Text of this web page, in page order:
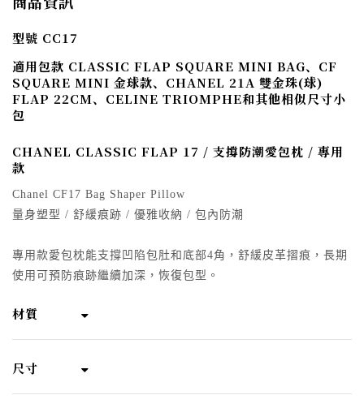
型號 CC17
適用包款 CLASSIC FLAP SQUARE MINI BAG、CF
SQUARE MINI 金球款、CHANEL 21A 雙金珠(球)
FLAP 22CM、CELINE TRIOMPHE和其他相似尺寸小
包
CHANEL CLASSIC FLAP 17 / 支撐防潮愛包枕 / 專用
款
Chanel CF17 Bag Shaper Pillow
量身塑型 / 舒緩痕跡 / 優雅收納 / 包內防潮
專用款愛包枕能支撐凹陷包肚和底部4角，舒緩皮革摺痕，長期
使用可預防痕跡繼續加深，恢復包型。
材質
尺寸